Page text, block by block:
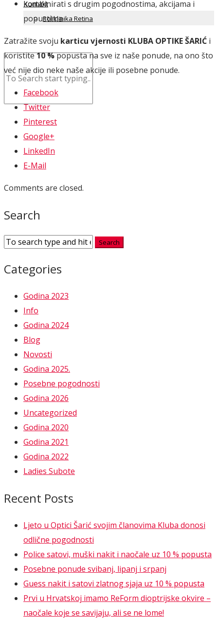
Kontakt
Poliklinika Retina
kombinirati s drugim pogodnostima, akcijama i
popustima
Zatražite svoju karticu vjernosti KLUBA OPTIKE ŠARIĆ i
koristite10 %popusta na sve iz naše ponude, na ono što
već nije dio neke naše akcije ili posebne ponude.
Facebook
Twitter
Pinterest
Google+
LinkedIn
E-Mail
Comments are closed.
Search
Categories
Godina 2023
Info
Godina 2024
Blog
Novosti
Godina 2025.
Posebne pogodnosti
Godina 2026
Uncategorized
Godina 2020
Godina 2021
Godina 2022
Ladies Subote
Recent Posts
Ljeto u Optici Šarić svojim članovima Kluba donosi
odlične pogodnosti
Police satovi, muški nakit i naočale uz 10 % popusta
Posebne ponude svibanj, lipanj i srpanj
Guess nakit i satovi zlatnog sjaja uz 10 % popusta
Prvi u Hrvatskoj imamo ReForm dioptrijske okvire –
naočale koje se savijaju, ali se ne lome!